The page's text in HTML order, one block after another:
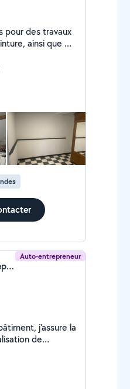
pour des travaux
ainsi que de
Auto-entrepreneur
Samuel Miras (miras entreprise)
j'assure la
de